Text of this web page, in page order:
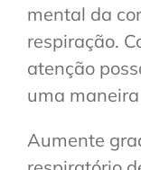
mental da
respiração.
atenção
uma
Aumente